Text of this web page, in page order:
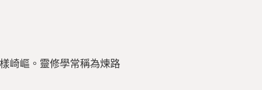
崎嶇。靈修學常稱為煉路